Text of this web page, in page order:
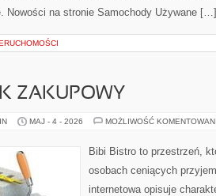
Nowości na stronie Samochody Używane […]
ZAKUPOWY
MAJ - 4 - 2026 MOŻLIWOŚĆ
Bibi Bistro to przestrzeń,
osobach ceniących
internetowa opisuje